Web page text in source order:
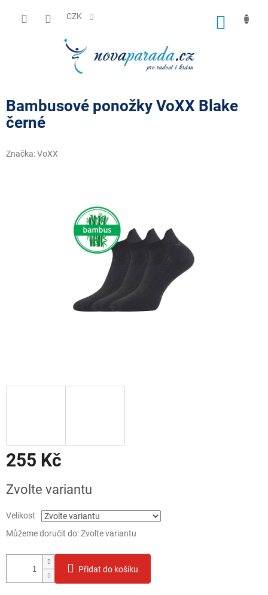
CZK
Bambusové ponožky VoXX Blake
černé
Značka:VoXX
255 Kč
cena:
Zvolte variantu
Velikost
Můžeme doručit do:Zvolte variantu
Přidat do košíku